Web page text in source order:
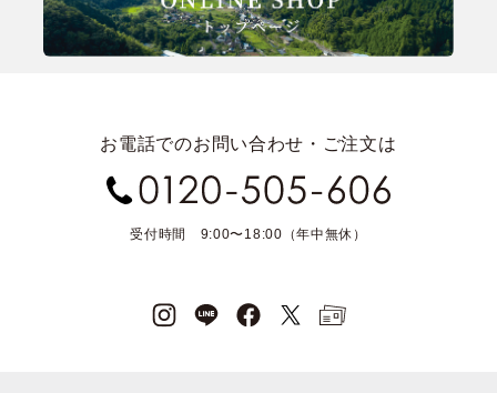
お電話でのお問い合わせ・ご注文は
受付時間 9:00〜18:00（年中無休）